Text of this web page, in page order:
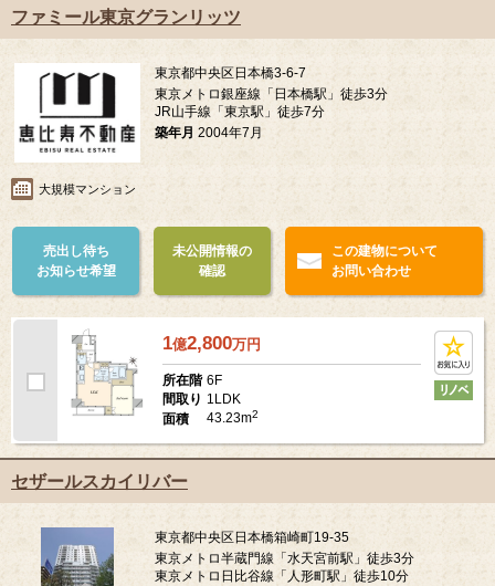
ファミール東京グランリッツ
東京都中央区日本橋3-6-7
東京メトロ銀座線「日本橋駅」徒歩3分
JR山手線「東京駅」徒歩7分
築年月 2004年7月
大規模マンション
売出し待ち
お知らせ希望
未公開情報の
確認
この建物について
お問い合わせ
1億2,800万円
所在階 6F
間取り 1LDK
面積
43.23m2
セザールスカイリバー
東京都中央区日本橋箱崎町19-35
東京メトロ半蔵門線「水天宮前駅」徒歩3分
東京メトロ日比谷線「人形町駅」徒歩10分